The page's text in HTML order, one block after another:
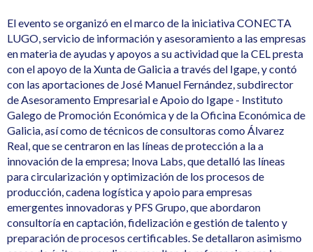
El evento se organizó en el marco de la iniciativa CONECTA
LUGO, servicio de información y asesoramiento a las empresas
en materia de ayudas y apoyos a su actividad que la CEL presta
con el apoyo de la Xunta de Galicia a través del Igape, y contó
con las aportaciones de José Manuel Fernández, subdirector
de Asesoramento Empresarial e Apoio do Igape - Instituto
Galego de Promoción Económica y de la Oficina Económica de
Galicia, así como de técnicos de consultoras como Álvarez
Real, que se centraron en las líneas de protección a la a
innovación de la empresa; Inova Labs, que detalló las líneas
para circularización y optimización de los procesos de
producción, cadena logística y apoio para empresas
emergentes innovadoras y PFS Grupo, que abordaron
consultoría en captación, fidelización e gestión de talento y
preparación de procesos certificables. Se detallaron asimismo